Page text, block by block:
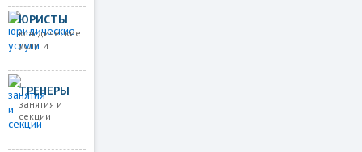
ЮРИСТЫ
юридические
услуги
ТРЕНЕРЫ
занятия и
секции